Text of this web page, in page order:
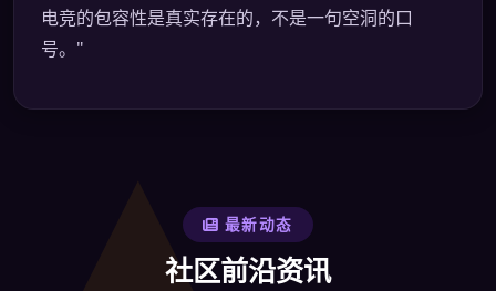
电竞的包容性是真实存在的，不是一句空洞的口
号。"
最新动态
社区前沿资讯